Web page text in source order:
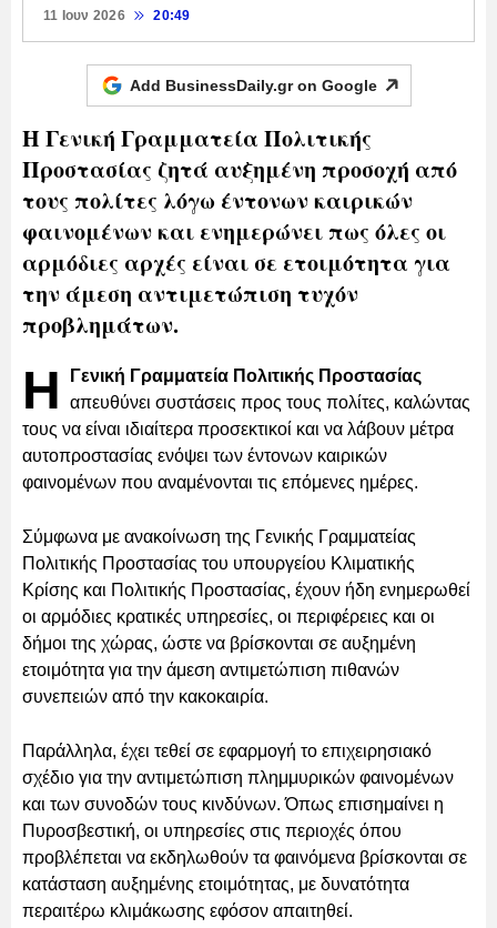
11 Ιουν 2026 20:49
Add BusinessDaily.gr on Google
Η Γενική Γραμματεία Πολιτικής
Προστασίας ζητά αυξημένη προσοχή από
τους πολίτες λόγω έντονων καιρικών
φαινομένων και ενημερώνει πως όλες οι
αρμόδιες αρχές είναι σε ετοιμότητα για
την άμεση αντιμετώπιση τυχόν
προβλημάτων.
Η
Γενική Γραμματεία Πολιτικής Προστασίας
απευθύνει συστάσεις προς τους πολίτες, καλώντας
τους να είναι ιδιαίτερα προσεκτικοί και να λάβουν μέτρα
αυτοπροστασίας ενόψει των έντονων καιρικών
φαινομένων που αναμένονται τις επόμενες ημέρες.
Σύμφωνα με ανακοίνωση της Γενικής Γραμματείας
Πολιτικής Προστασίας του υπουργείου Κλιματικής
Κρίσης και Πολιτικής Προστασίας, έχουν ήδη ενημερωθεί
οι αρμόδιες κρατικές υπηρεσίες, οι περιφέρειες και οι
δήμοι της χώρας, ώστε να βρίσκονται σε αυξημένη
ετοιμότητα για την άμεση αντιμετώπιση πιθανών
συνεπειών από την κακοκαιρία.
Παράλληλα, έχει τεθεί σε εφαρμογή το επιχειρησιακό
σχέδιο για την αντιμετώπιση πλημμυρικών φαινομένων
και των συνοδών τους κινδύνων. Όπως επισημαίνει η
Πυροσβεστική, οι υπηρεσίες στις περιοχές όπου
προβλέπεται να εκδηλωθούν τα φαινόμενα βρίσκονται σε
κατάσταση αυξημένης ετοιμότητας, με δυνατότητα
περαιτέρω κλιμάκωσης εφόσον απαιτηθεί.